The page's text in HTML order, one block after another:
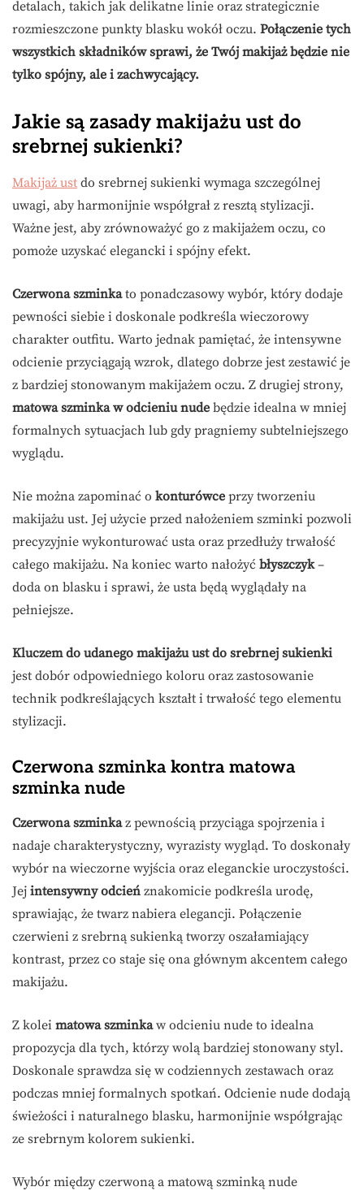
detalach, takich jak delikatne linie oraz strategicznie
rozmieszczone punkty blasku wokół oczu. Połączenie tych
wszystkich składników sprawi, że Twój makijaż będzie nie
tylko spójny, ale i zachwycający.
Jakie są zasady makijażu ust do
srebrnej sukienki?
Makijaż ust do srebrnej sukienki wymaga szczególnej
uwagi, aby harmonijnie współgrał z resztą stylizacji.
Ważne jest, aby zrównoważyć go z makijażem oczu, co
pomoże uzyskać elegancki i spójny efekt.
Czerwona szminkato ponadczasowy wybór, który dodaje
pewności siebie i doskonale podkreśla wieczorowy
charakter outfitu. Warto jednak pamiętać, że intensywne
odcienie przyciągają wzrok, dlatego dobrze jest zestawić je
z bardziej stonowanym makijażem oczu. Z drugiej strony,
matowa szminka w odcieniu nude będzie idealna w mniej
formalnych sytuacjach lub gdy pragniemy subtelniejszego
wyglądu.
Nie można zapominać o konturówce przy tworzeniu
makijażu ust. Jej użycie przed nałożeniem szminki pozwoli
precyzyjnie wykonturować usta oraz przedłuży trwałość
całego makijażu. Na koniec warto nałożyć błyszczyk–
doda on blasku i sprawi, że usta będą wyglądały na
pełniejsze.
Kluczem do udanego makijażu ust do srebrnej sukienki
jest dobór odpowiedniego koloru oraz zastosowanie
technik podkreślających kształt i trwałość tego elementu
stylizacji.
Czerwona szminka kontra matowa
szminka nude
Czerwona szminkaz pewnością przyciąga spojrzenia i
nadaje charakterystyczny, wyrazisty wygląd. To doskonały
wybór na wieczorne wyjścia oraz eleganckie uroczystości.
Jej intensywny odcień znakomicie podkreśla urodę,
sprawiając, że twarz nabiera elegancji. Połączenie
czerwieni z srebrną sukienką tworzy oszałamiający
kontrast, przez co staje się ona głównym akcentem całego
makijażu.
Z kolei matowa szminkaw odcieniu nude to idealna
propozycja dla tych, którzy wolą bardziej stonowany styl.
Doskonale sprawdza się w codziennych zestawach oraz
podczas mniej formalnych spotkań. Odcienie nude dodają
świeżości i naturalnego blasku, harmonijnie współgrając
ze srebrnym kolorem sukienki.
Wybór między czerwoną a matową szminką nude